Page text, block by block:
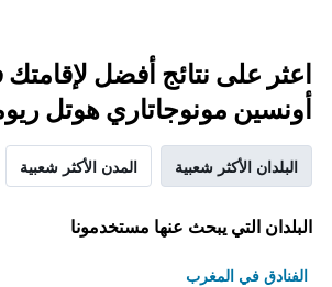
اعثر على نتائج أفضل
أونسين مونوجاتاري هوتل
البلدان الأكثر شعبية المدن الأكثر شعبية
البلدان التي يبحث عنها مستخدمونا
الفنادق في المغرب